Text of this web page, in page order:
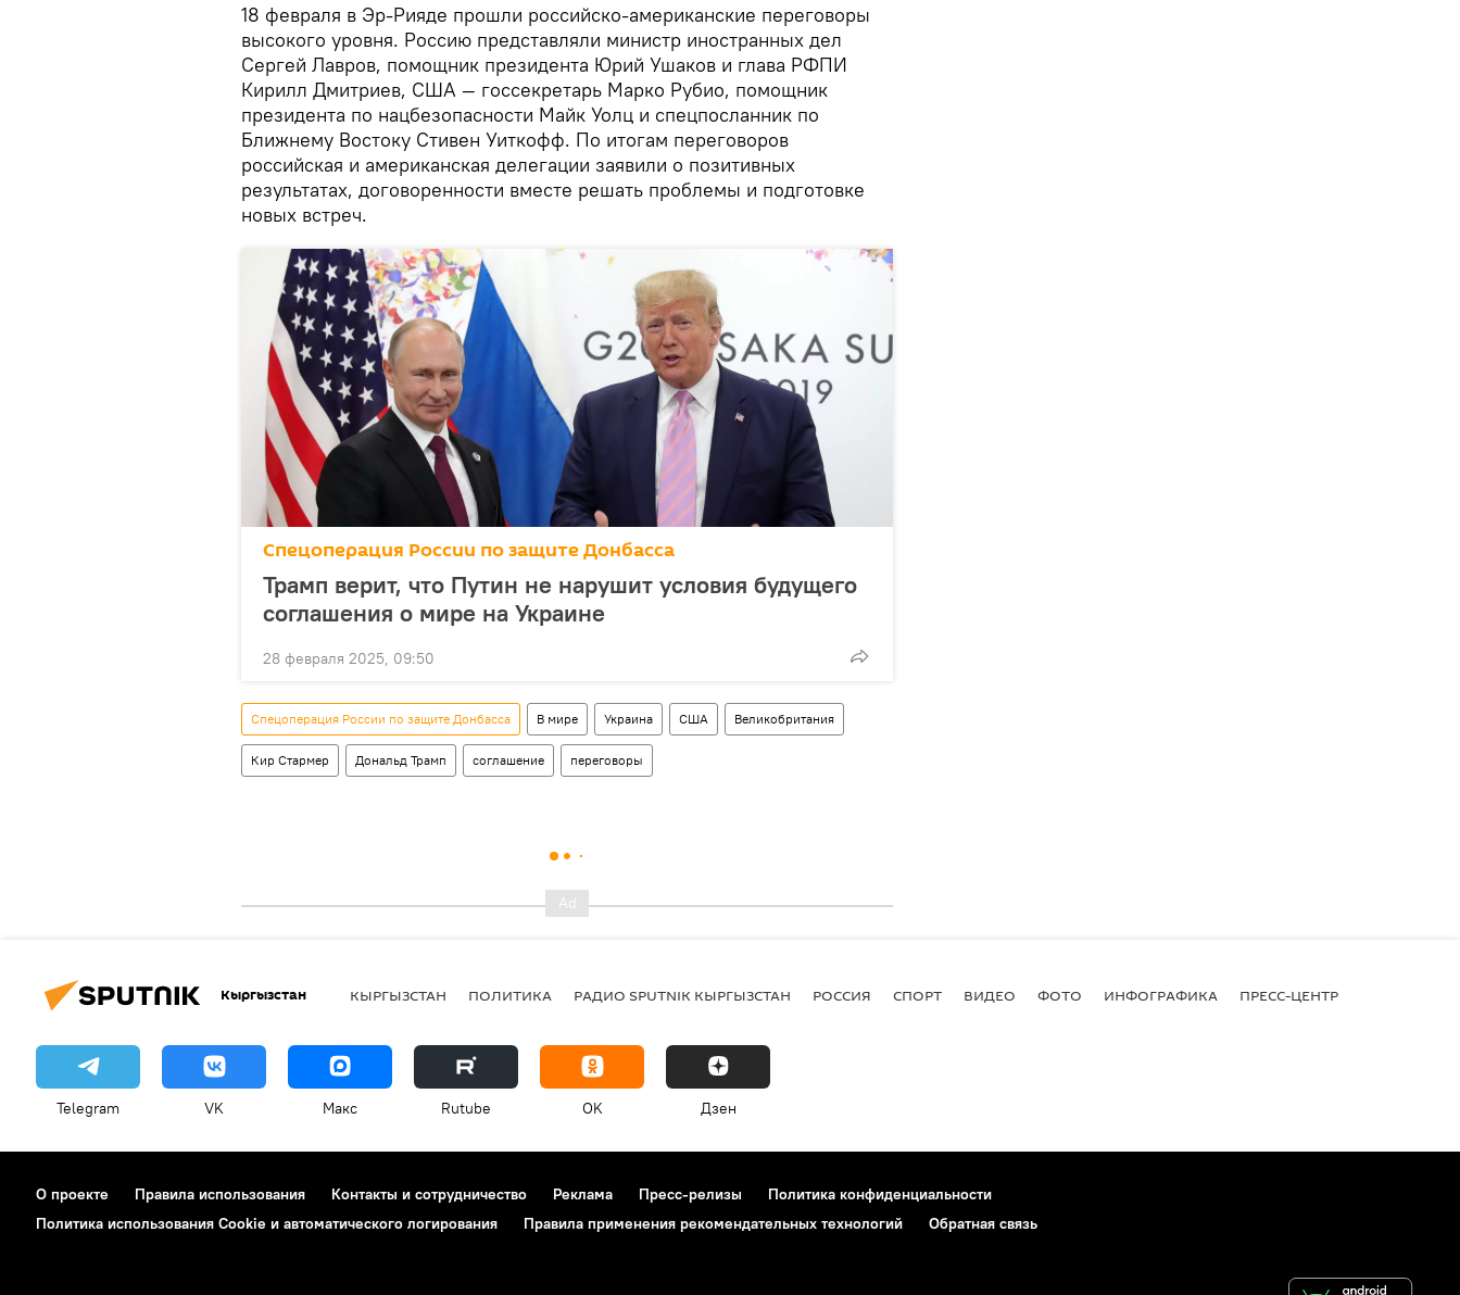
18 февраля в Эр-Рияде прошли российско-американские переговоры
высокого уровня. Россию представляли министр иностранных дел
Сергей Лавров, помощник президента Юрий Ушаков и глава РФПИ
Кирилл Дмитриев, США — госсекретарь Марко Рубио, помощник
президента по нацбезопасности Майк Уолц и спецпосланник по
Ближнему Востоку Стивен Уиткофф. По итогам переговоров
российская и американская делегации заявили о позитивных
результатах, договоренности вместе решать проблемы и подготовке
новых встреч.
Спецоперация России по защите Донбасса
Трамп верит, что Путин не нарушит условия будущего
соглашения о мире на Украине
28 февраля 2025, 09:50
Спецоперация России по защите Донбасса В мире Украина США Великобритания
Кир Стармер Дональд Трамп соглашение переговоры
Кыргызстан КЫРГЫЗСТАН ПОЛИТИКА РАДИО SPUTNIK КЫРГЫЗСТАН РОССИЯ СПОРТ ВИДЕО ФОТО ИНФОГРАФИКА ПРЕСС-ЦЕНТР
Telegram VK Макс Rutube OK Дзен
О проекте Правила использования Контакты и сотрудничество Реклама Пресс-релизы
Политика конфиденциальности
Политика использования Cookie и автоматического логирования
Правила применения рекомендательных технологий Обратная связь